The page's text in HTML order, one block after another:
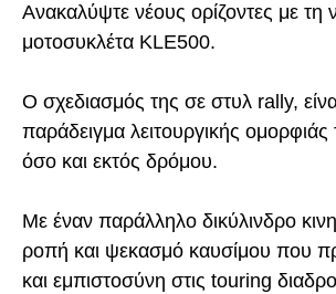
Ανακαλύψτε νέους ορίζοντες με τη
μοτοσυκλέτα KLE500.
Ο σχεδιασμός της σε στυλ rally,
παράδειγμα λειτουργικής ομορφιάς
όσο και εκτός δρόμου.
Με έναν παράλληλο δικύλινδρο
ροπή και ψεκασμό καυσίμου που
και εμπιστοσύνη στις touring